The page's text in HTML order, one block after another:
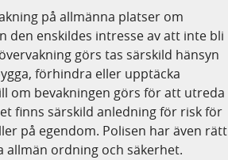
på allmänna platser om
den enskildes intresse av att inte bli
görs tas särskild hänsyn
förhindra eller upptäcka
om bevakningen görs för att utreda
finns särskild anledning för risk för
på egendom. Polisen har även rätt
ordning och säkerhet.